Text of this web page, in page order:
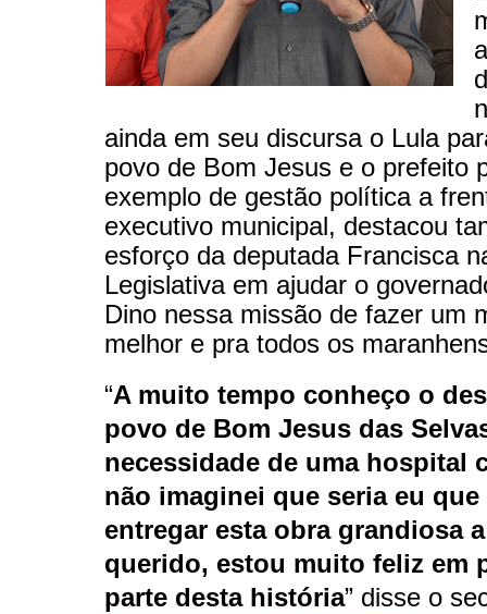
ainda em seu discursa o Lula
povo de Bom Jesus e o prefeito
exemplo de gestão política a
executivo municipal, destacou
esforço da deputada Francisca
Legislativa em ajudar o
Dino nessa missão de fazer um
melhor e pra todos os
“A muito tempo conheço o
povo de Bom Jesus das
necessidade de uma hospital
não imaginei que seria eu que
entregar esta obra grandiosa
querido, estou muito feliz em
parte desta história” disse o